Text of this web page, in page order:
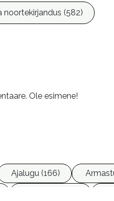
noortekirjandus (582)
Ole esimene!
Ajalugu (166)